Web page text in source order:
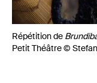
Répétition de
Petit Théâtre ©